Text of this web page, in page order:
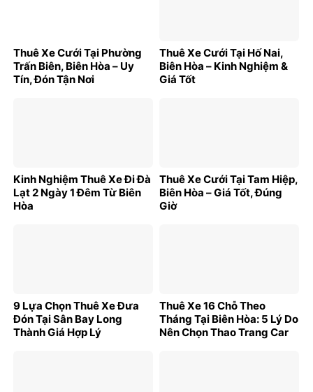
Thuê Xe Cưới Tại Phường
Trấn Biên, Biên Hòa – Uy
Tín, Đón Tận Nơi
Thuê Xe Cưới Tại Hố Nai,
Biên Hòa – Kinh Nghiệm &
Giá Tốt
Kinh Nghiệm Thuê Xe Đi Đà
Lạt 2 Ngày 1 Đêm Từ Biên
Hòa
Thuê Xe Cưới Tại Tam Hiệp,
Biên Hòa – Giá Tốt, Đúng
Giờ
9 Lựa Chọn Thuê Xe Đưa
Đón Tại Sân Bay Long
Thành Giá Hợp Lý
Thuê Xe 16 Chỗ Theo
Tháng Tại Biên Hòa: 5 Lý Do
Nên Chọn Thao Trang Car